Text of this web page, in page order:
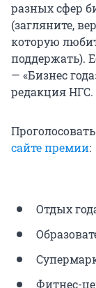
разных сфер
(загляните,
которую
поддержать).
— «Бизнес
редакция НГС.
сайте премии:
Отдых
Фитнес-